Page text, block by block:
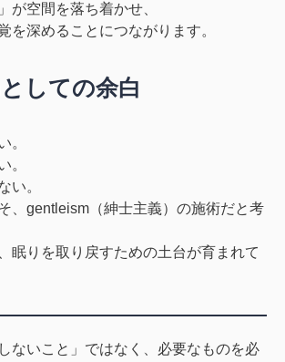
が空間を落ち着かせ、
を深める ことにつながります。
しての余白
。
。
い。
、gentleism（紳士主義）の施術だと考
眠りを取り戻すための土台が育まれて
ないこと」ではなく、 必要なものを必